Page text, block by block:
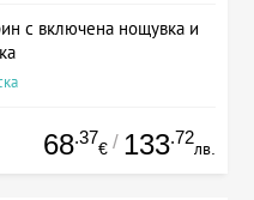
с включена нощувка и
68.37
€ / 133.72
лв.